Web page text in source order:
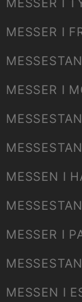
MESSER I
MESSER I
MESSEN I
MESSER I
MESSEN I